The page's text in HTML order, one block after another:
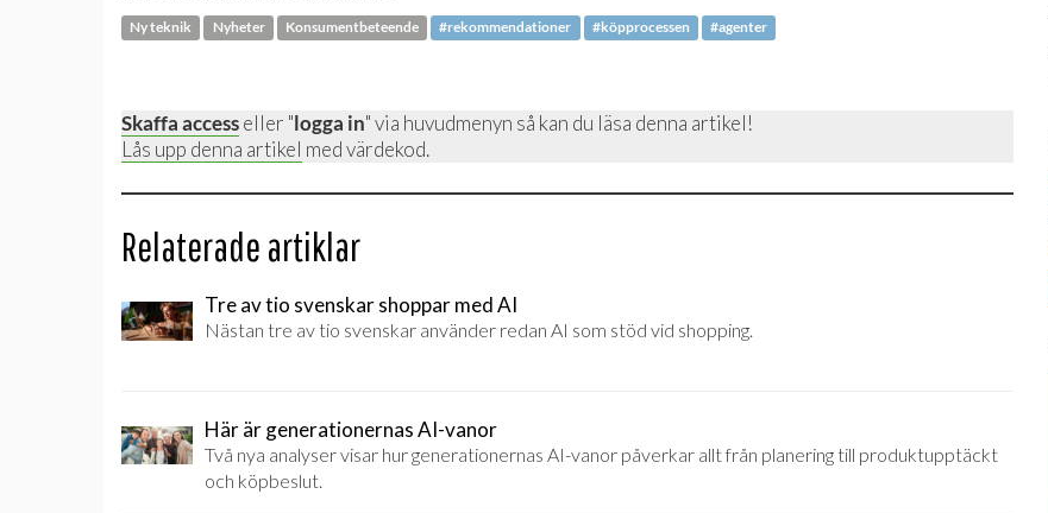
Ny teknik Nyheter Konsumentbeteende #rekommendationer #köpprocessen #agenter
Skaffa accesseller "logga in" via huvudmenyn så kan du läsa denna artikel!
Lås upp denna artikel med värdekod.
Relaterade artiklar
Tre av tio svenskar shoppar med AI
Nästan tre av tio svenskar använder redan AI som stöd vid shopping.
Här är generationernas AI-vanor
Två nya analyser visar hur generationernas AI-vanor påverkar allt från planering till produktupptäckt
och köpbeslut.